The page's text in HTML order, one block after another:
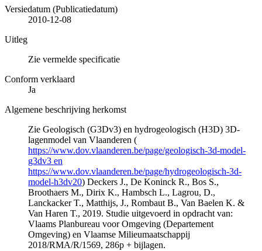
Versiedatum (Publicatiedatum)
2010-12-08
Uitleg
Zie vermelde specificatie
Conform verklaard
Ja
Algemene beschrijving herkomst
Zie Geologisch (G3Dv3) en hydrogeologisch (H3D) 3D-
lagenmodel van Vlaanderen (
https://www.dov.vlaanderen.be/page/geologisch-3d-model-
g3dv3 en
https://www.dov.vlaanderen.be/page/hydrogeologisch-3d-
model-h3dv20) Deckers J., De Koninck R., Bos S.,
Broothaers M., Dirix K., Hambsch L., Lagrou, D.,
Lanckacker T., Matthijs, J., Rombaut B., Van Baelen K. &
Van Haren T., 2019. Studie uitgevoerd in opdracht van:
Vlaams Planbureau voor Omgeving (Departement
Omgeving) en Vlaamse Milieumaatschappij
2018/RMA/R/1569, 286p + bijlagen.